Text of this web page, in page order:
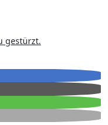
gestürzt.